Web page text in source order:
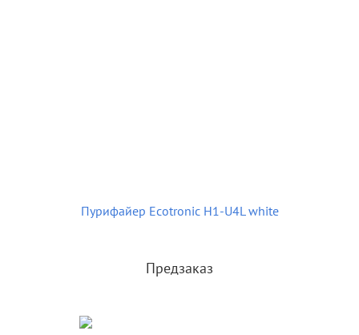
Пурифайер Ecotronic H1-U4L white
Предзаказ